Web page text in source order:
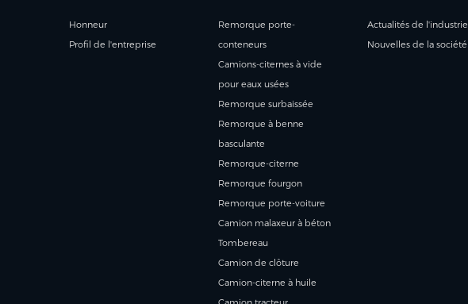
Honneur
Profil de l'entreprise
Remorque porte-
conteneurs
Camions-citernes à vide
pour eaux usées
Remorque surbaissée
Remorque à benne
basculante
Remorque-citerne
Remorque fourgon
Remorque porte-voiture
Camion malaxeur à béton
Tombereau
Camion de clôture
Camion-citerne à huile
Actualités de l'industrie
Nouvelles de la société